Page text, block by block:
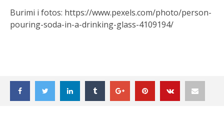
Burimi i fotos: https://www.pexels.com/photo/person-
pouring-soda-in-a-drinking-glass-4109194/